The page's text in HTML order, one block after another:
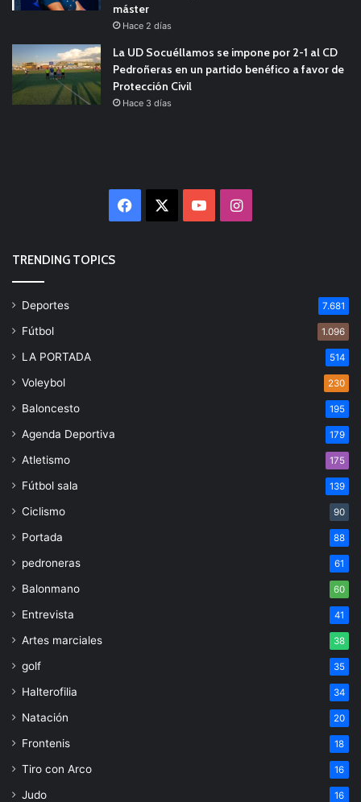
máster
Hace 2 días
La UD Socuéllamos se impone por 2-1 al CD
Pedroñeras en un partido benéfico a favor de
Protección Civil
Hace 3 días
Facebook YouTubeInstagram
TRENDING TOPICS
Deportes 7.681
Fútbol 1.096
LA PORTADA 514
Voleybol 230
Baloncesto 195
Agenda Deportiva 179
Atletismo 175
Fútbol sala 139
Ciclismo 90
Portada 88
pedroneras 61
Balonmano 60
Entrevista 41
Artes marciales 38
golf 35
Halterofilia 34
Natación 20
Frontenis 18
Tiro con Arco 16
Judo 16